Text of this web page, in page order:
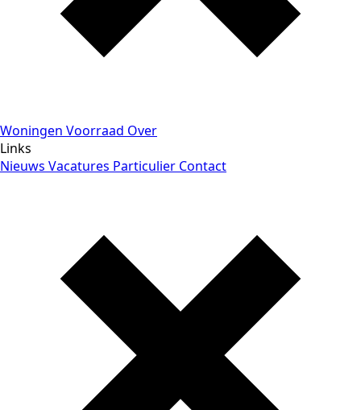
Woningen Voorraad Over
Links
Nieuws Vacatures Particulier Contact